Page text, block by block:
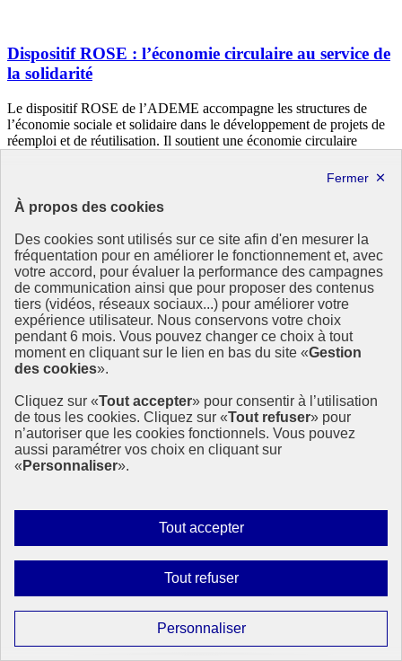
À propos des cookies
Des cookies sont utilisés sur ce site afin d'en mesurer la
fréquentation pour en améliorer le fonctionnement et, avec
votre accord, pour évaluer la performance des campagnes
de communication ainsi que pour proposer des contenus
tiers (vidéos, réseaux sociaux...) pour améliorer votre
expérience utilisateur. Nous conservons votre choix
pendant 6 mois. Vous pouvez changer ce choix à tout
moment en cliquant sur le lien en bas du site «Gestion
des cookies».
Cliquez sur «Tout accepter» pour consentir à l’utilisation
de tous les cookies. Cliquez sur «Tout refuser» pour
n’autoriser que les cookies fonctionnels. Vous pouvez
aussi paramétrer vos choix en cliquant sur
« Personnaliser».
Tout accepterAutoriser
tous
Tout refuserInterdire
tous
PersonnaliserParamétrer
les
Dispositif ROSE : l’économie circulaire au service de
la solidarité
Le dispositif ROSE de l’ADEME accompagne les structures de
l’économie sociale et solidaire dans le développement de projets de
réemploi et de réutilisation. Il soutient une économie circulaire
Soutenir des modes de production et de consommation responsables
24 juin 2025 - En France